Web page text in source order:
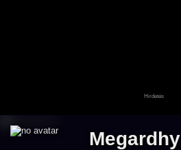
Megardhy